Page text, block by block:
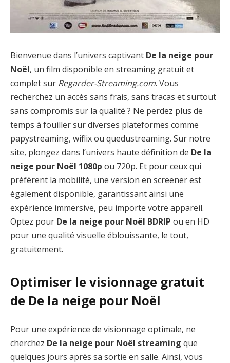
Bienvenue dans l’univers captivant De la neige pour
Noël, un film disponible en streaming gratuit et
complet sur Regarder-Streaming.com. Vous
recherchez un accès sans frais, sans tracas et surtout
sans compromis sur la qualité ? Ne perdez plus de
temps à fouiller sur diverses plateformes comme
papystreaming, wiflix ou quedustreaming. Sur notre
site, plongez dans l’univers haute définition de De la
neige pour Noël 1080p ou 720p. Et pour ceux qui
préfèrent la mobilité, une version en screener est
également disponible, garantissant ainsi une
expérience immersive, peu importe votre appareil.
Optez pour De la neige pour Noël BDRIP ou en HD
pour une qualité visuelle éblouissante, le tout,
gratuitement.
Optimiser le visionnage gratuit
de De la neige pour Noël
Pour une expérience de visionnage optimale, ne
cherchez De la neige pour Noël streaming que
quelques jours après sa sortie en salle. Ainsi, vous